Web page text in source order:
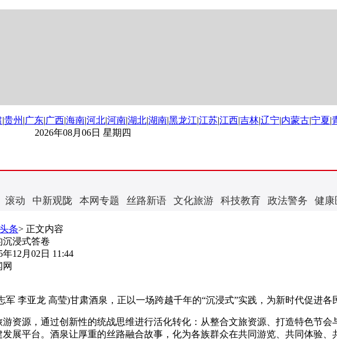
|贵州 |广东|广西|海南|河北|河南|湖北|湖南|黑龙江|江苏|江西|吉林|辽宁|内蒙古|宁夏|
2026年08月06日 星期四
滚动 中新观陇 本网专题 丝路新语 文化旅游 科技教育 政法警务 健康
条> 正文内容
沉浸式答卷
年12月02日 11:44
李亚龙 高莹)甘肃酒泉，正以一场跨越千年的“沉浸式”实践，为新时代促进各
源，通过创新性的统战思维进行活化转化：从整合文旅资源、打造特色节会
展平台。酒泉让厚重的丝路融合故事，化为各族群众在共同游览、共同体验